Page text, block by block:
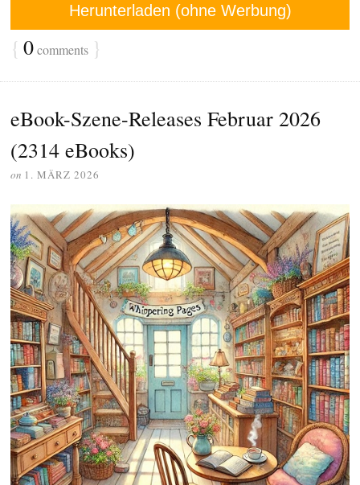
Herunterladen (ohne Werbung)
{ 0comments }
eBook-Szene-Releases Februar 2026
(2314 eBooks)
on 1. MÄRZ 2026